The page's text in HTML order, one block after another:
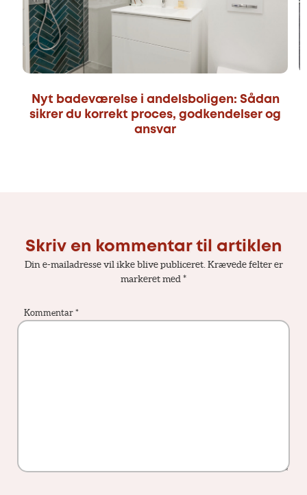
Nyt badeværelse i andelsboligen: Sådan
sikrer du korrekt proces, godkendelser og
ansvar
Skriv en kommentar til artiklen
Din e-mailadresse vil ikke blive publiceret. Krævede felter er
markeret med *
Kommentar *